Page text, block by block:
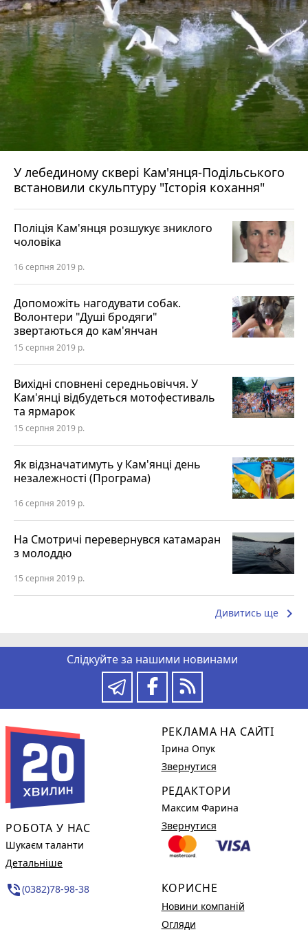
У лебединому сквері Кам'янця-Подільського
встановили скульптуру "Історія кохання"
Поліція Кам'янця розшукує зниклого
чоловіка
16 серпня 2019 р.
Допоможіть нагодувати собак.
Волонтери "Душі бродяги"
звертаються до кам'янчан
15 серпня 2019 р.
Вихідні сповнені середньовіччя. У
Кам'янці відбудеться мотофестиваль
та ярмарок
15 серпня 2019 р.
Як відзначатимуть у Кам'янці день
незалежності (Програма)
16 серпня 2019 р.
На Смотричі перевернувся катамаран
з молоддю
15 серпня 2019 р.
Дивитись ще keyboard_arrow_right
Слідкуйте за нашими новинами
РОБОТА У НАС
Шукаєм таланти
Детальніше
phone_in_talk(0382)78-98-38
РЕКЛАМА НА САЙТІ
Ірина Опук
Звернутися
РЕДАКТОРИ
Максим Фарина
Звернутися
КОРИСНЕ
Новини компаній
Огляди